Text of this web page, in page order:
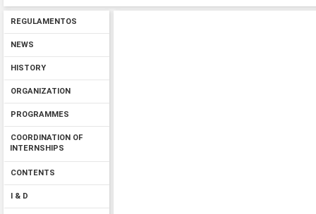
REGULAMENTOS
NEWS
HISTORY
ORGANIZATION
PROGRAMMES
COORDINATION OF
INTERNSHIPS
CONTENTS
I & D